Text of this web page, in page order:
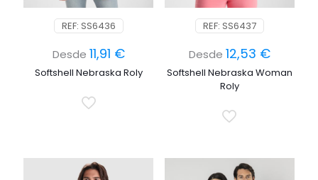
REF: SS6436
Desde 11,91 €
Softshell Nebraska Roly
REF: SS6437
Desde 12,53 €
Softshell Nebraska Woman
Roly